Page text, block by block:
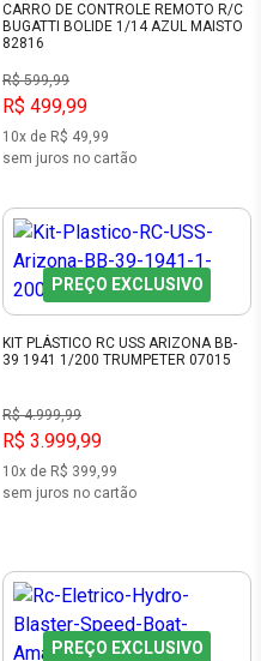
CARRO DE CONTROLE REMOTO R/C
BUGATTI BOLIDE 1/14 AZUL MAISTO
82816
R$ 599,99
R$ 499,99
10x de R$ 49,99
sem juros no cartão
PREÇO EXCLUSIVO
KIT PLÁSTICO RC USS ARIZONA BB-
39 1941 1/200 TRUMPETER 07015
R$ 4.999,99
R$ 3.999,99
10x de R$ 399,99
sem juros no cartão
PREÇO EXCLUSIVO